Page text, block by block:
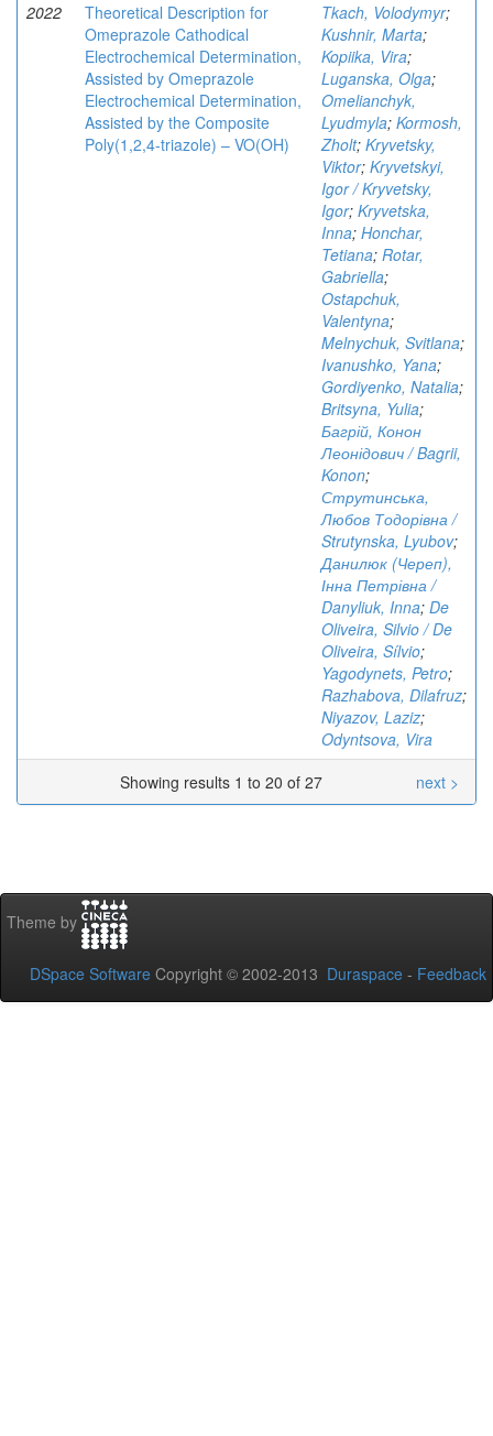
2022
Theoretical Description for
Omeprazole Cathodical
Electrochemical Determination,
Assisted by Omeprazole
Electrochemical Determination,
Assisted by the Composite
Poly(1,2,4-triazole) – VO(OH)
Tkach, Volodymyr;
Kushnir, Marta;
Kopiika, Vira;
Luganska, Olga;
Omelianchyk,
Lyudmyla; Kormosh,
Zholt; Kryvetsky,
Viktor; Kryvetskyi,
Igor / Kryvetsky,
Igor; Kryvetska,
Inna; Honchar,
Tetiana; Rotar,
Gabriella;
Ostapchuk,
Valentyna;
Melnychuk, Svitlana;
Ivanushko, Yana;
Gordiyenko, Natalia;
Britsyna, Yulia;
Багрій, Конон
Леонідович / Bagrii,
Konon;
Струтинська,
Любов Тодорівна /
Strutynska, Lyubov;
Данилюк (Череп),
Інна Петрівна /
Danyliuk, Inna; De
Oliveira, Silvio / De
Oliveira, Sílvio;
Yagodynets, Petro;
Razhabova, Dilafruz;
Niyazov, Laziz;
Odyntsova, Vira
Showing results 1 to 20 of 27
next >
Theme by
DSpace Software Copyright © 2002-2013 Duraspace - Feedback